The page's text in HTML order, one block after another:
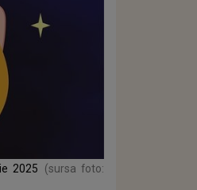
2025
(sursa foto: